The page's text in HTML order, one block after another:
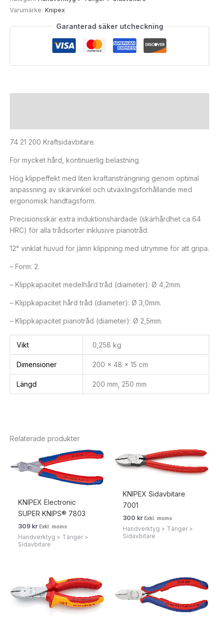
Varumärke: Knipex
Garanterad säker utcheckning
74 21 200 Kraftsidavbitare.
För mycket hård, kontinuerlig belastning.
Hög klippeffekt med liten kraftansträngning genom optimal
anpassning av skärvinkel och utväxlingsförhållande med
ergonomisk handtagsform.
Precisionsskär extra induktionshärdade (skärhårdhet ca 64
HRC) för alla trådsorter inklusive pianotråd.
12° vinklat huvud för jämn klippning med utrymme för att gripa.
– Form: 2.
– Klippkapacitet medelhård tråd (diameter): Ø 4,2mm.
– Klippkapacitet hård tråd (diameter): Ø 3,0mm.
– Klippkapacitet pianotråd (diameter): Ø 2,5mm.
Vikt 0,258 kg
Dimensioner 200 × 48 × 15 cm
Längd 200 mm, 250 mm
Relaterade produkter
KNIPEX Electronic
SUPER KNIPS® 7803
309 kr Exkl. moms
Handverktyg > Tänger >
Sidavbitare
KNIPEX Sidavbitare
7001
300 kr Exkl. moms
Handverktyg > Tänger >
Sidavbitare